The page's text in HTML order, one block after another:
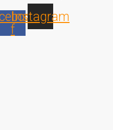
f
Instagram